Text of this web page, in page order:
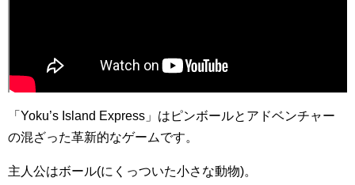
「Yoku’s Island Express」はピンボールとアドベンチャー
の混ざった革新的なゲームです。
主人公はボール(にくっついた小さな動物)。